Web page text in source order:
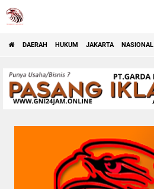
DAERAH HUKUM JAKARTA NASIONAL